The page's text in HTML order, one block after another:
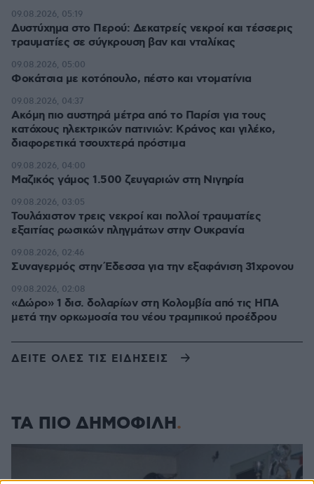
Δυστύχημα στο Περού: Δεκατρείς νεκροί και τέσσερις
τραυματίες σε σύγκρουση βαν και νταλίκας
09.08.2026, 05:19
Φοκάτσια με κοτόπουλο, πέστο και ντοματίνια
09.08.2026, 05:00
Ακόμη πιο αυστηρά μέτρα από το Παρίσι για τους
κατόχους ηλεκτρικών πατινιών: Κράνος και γιλέκο,
διαφορετικά τσουχτερά πρόστιμα
09.08.2026, 04:37
Μαζικός γάμος 1.500 ζευγαριών στη Νιγηρία
09.08.2026, 04:00
Τουλάχιστον τρεις νεκροί και πολλοί τραυματίες
εξαιτίας ρωσικών πληγμάτων στην Ουκρανία
09.08.2026, 03:05
Συναγερμός στην Έδεσσα για την εξαφάνιση 31χρονου
09.08.2026, 02:46
«Δώρο» 1 δισ. δολαρίων στη Κολομβία από τις ΗΠΑ
μετά την ορκωμοσία του νέου τραμπικού προέδρου
09.08.2026, 02:08
ΔΕΙΤΕ ΟΛΕΣ ΤΙΣ ΕΙΔΗΣΕΙΣ
ΤΑ ΠΙΟ ΔΗΜΟΦΙΛΗ